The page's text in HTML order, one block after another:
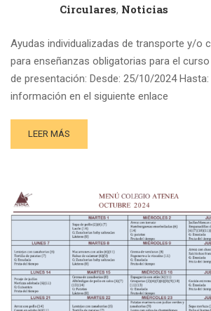
Circulares, Noticias
Ayudas individualizadas de transporte y/o
para enseñanzas obligatorias para el
de presentación: Desde: 25/10/2024
información en el siguiente enlace
LEER MÁS